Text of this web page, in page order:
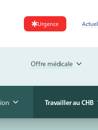
Urgence Actuel
Offre médicale
Travailler au CHB